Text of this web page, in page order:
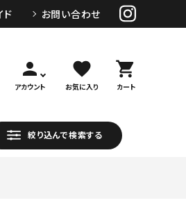
ド お問い合わせ
person
アカウント
favorite
お気に入り
shopping_cart
カート
絞り込んで検索する